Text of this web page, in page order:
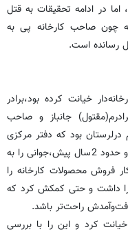
در ادامه تحقیقات به قتل
چون صاحب کارخانه پی به
رسانده است.
خیانت کرده بود،برادر
جانباز و صاحب
درلرستان بود که دفتر مرکزی
کارخانه در میدان صادقیه تهران قرار داشت. او حدود 2سال پیش،جوانی را به
فروش محصولات کارخانه را
داشت و حتی کمکش کرد که
رفت‌وآمدش راحت‌تر باشد.
کرد و این را با بررسی